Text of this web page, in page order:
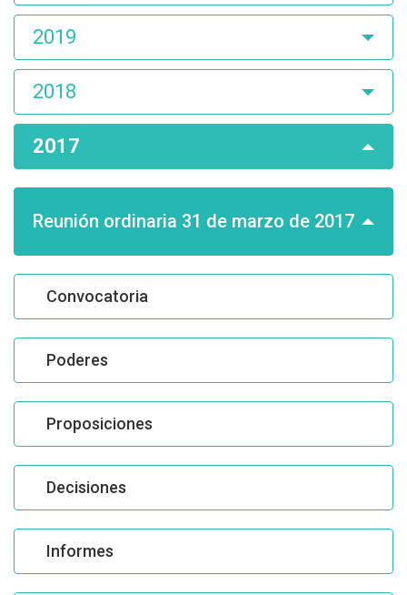
2019
2018
2017
Reunión ordinaria 31 de marzo de 2017
Convocatoria
Poderes
Proposiciones
Decisiones
Informes